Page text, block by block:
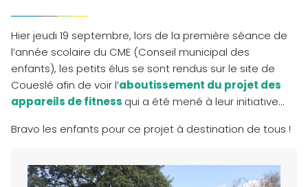
Hier jeudi 19 septembre, lors de la première séance de
l’année scolaire du CME (Conseil municipal des
enfants), les petits élus se sont rendus sur le site de
Coueslé afin de voir l’aboutissement du projet des
appareils de fitness qui a été mené à leur initiative…
Bravo les enfants pour ce projet à destination de tous !